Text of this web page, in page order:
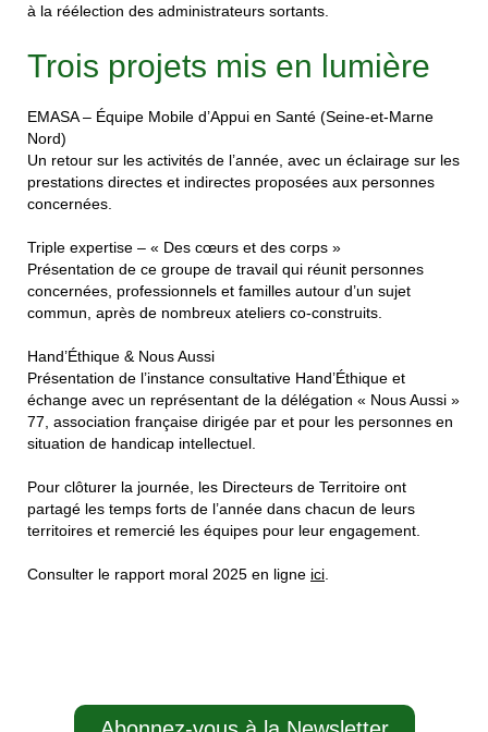
à la réélection des administrateurs sortants.
Trois projets mis en lumière
EMASA– Équipe Mobile d’Appui en Santé (Seine-et-Marne
Nord)
Un retour sur les activités de l’année, avec un éclairage sur les
prestations directes et indirectes proposées aux personnes
concernées.
Triple expertise – « Des cœurs et des corps »
Présentation de ce groupe de travail qui réunit personnes
concernées, professionnels et familles autour d’un sujet
commun, après de nombreux ateliers co-construits.
Hand’Éthique & Nous Aussi
Présentation de l’instance consultative Hand’Éthique et
échange avec un représentant de la délégation « Nous Aussi »
77, association française dirigée par et pour les personnes en
situation de handicap intellectuel.
Pour clôturer la journée, les Directeurs de Territoire ont
partagé les temps forts de l’année dans chacun de leurs
territoires et remercié les équipes pour leur engagement.
Consulter le rapport moral 2025 en ligne ici.